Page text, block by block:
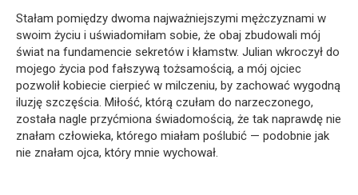
Stałam pomiędzy dwoma najważniejszymi mężczyznami w
swoim życiu i uświadomiłam sobie, że obaj zbudowali mój
świat na fundamencie sekretów i kłamstw. Julian wkroczył do
mojego życia pod fałszywą tożsamością, a mój ojciec
pozwolił kobiecie cierpieć w milczeniu, by zachować wygodną
iluzję szczęścia. Miłość, którą czułam do narzeczonego,
została nagle przyćmiona świadomością, że tak naprawdę nie
znałam człowieka, którego miałam poślubić — podobnie jak
nie znałam ojca, który mnie wychował.